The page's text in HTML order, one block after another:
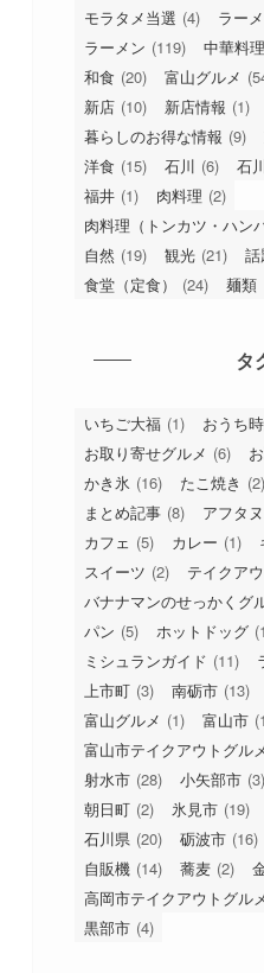
モラタメ当選 (4) ラー
ラーメン (119) 中華料理
和食 (20) 富山グルメ
新店 (10) 新店情報 (1)
暮らしのお得な情報 (9)
洋食 (15) 石川 (6) 石
福井 (1) 肉料理 (2)
肉料理（トンカツ・ハン
自然 (19) 観光 (21) 話
食堂（定食）
(24) 麺類
タ
いちご大福 (1) おうち
お取り寄せグルメ (6)
かき氷 (16) たこ焼き (2)
まとめ記事 (8) アフタ
カフェ (5) カレー (1)
スイーツ (2) テイクア
バナナマンのせっかくグ
パン (5) ホットドッグ
ミシュランガイド (11)
上市町 (3) 南砺市 (13)
富山グルメ (1) 富山市
富山市テイクアウトグル
射水市 (28) 小矢部市 (3)
朝日町 (2) 氷見市 (19)
石川県 (20) 砺波市 (16)
自販機 (14) 蕎麦 (2)
高岡市テイクアウトグル
黒部市 (4)